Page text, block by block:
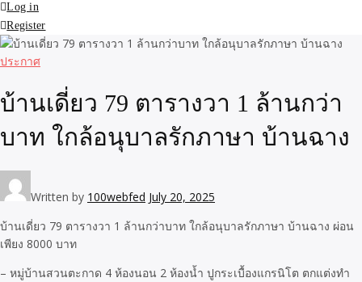
Log in
Register
ประกาศ
บ้านเดี่ยว 79 ตารางวา 1 ล้านกว่า
บาท ใกล้อนุบาลรักภาษา บ้านฉาง
Written by 100webfed July 20, 2025
บ้านเดี่ยว 79 ตารางวา 1 ล้านกว่าบาท ใกล้อนุบาลรักภาษา บ้านฉาง ผ่อน
เพียง 8000 บาท
– หมู่บ้านสวนตะกาด 4 ห้องนอน 2 ห้องน้ำ ปูกระเบื้องแกรนิโต ตกแต่งทำ